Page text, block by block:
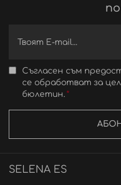
Съгласен съм
се обработват за
бюлетин.
SELENA ES